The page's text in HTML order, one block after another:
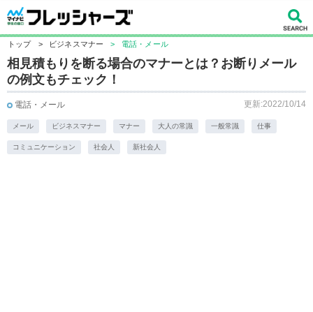
トップ > ビジネスマナー > 電話・メール
相見積もりを断る場合のマナーとは？お断りメール
の例文もチェック！
電話・メール 更新:2022/10/14
メール ビジネスマナー マナー 大人の常識 一般常識 仕事
コミュニケーション 社会人 新社会人